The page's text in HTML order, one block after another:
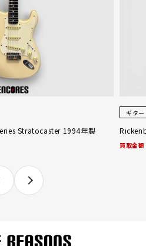
Stratocaster 1994年製
ギター
買取金額